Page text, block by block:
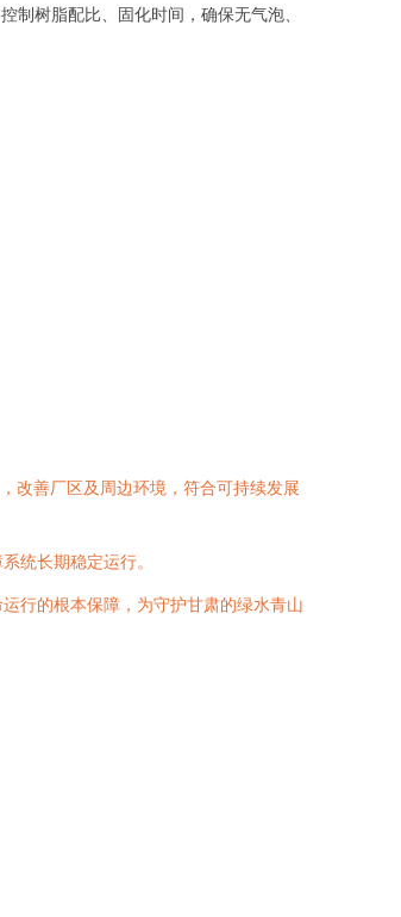
制树脂配比、固化时间，确保无气泡、
改善厂区及周边环境，符合可持续发展
统长期稳定运行。
行的根本保障，为守护甘肃的绿水青山